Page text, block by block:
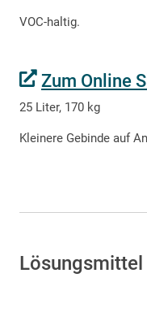
VOC-haltig.
Zum Online
25 Liter, 170 kg
Kleinere Gebinde auf
Lösungsmittel